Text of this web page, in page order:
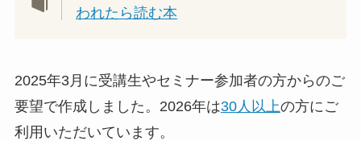
われたら読む本
2025年3月に受講生やセミナー参加者の方からのご
要望で作成しました。2026年は30人以上の方にご
利用いただいています。